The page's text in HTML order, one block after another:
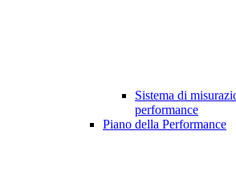
Sistema di
performance
Piano della Performance